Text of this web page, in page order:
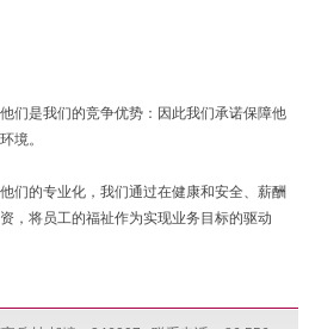
们是我们的竞争优势：因此我们承诺保障他
境。
们的专业化，我们通过在健康和安全、薪酬
，将员工的福祉作为实现业务目标的驱动